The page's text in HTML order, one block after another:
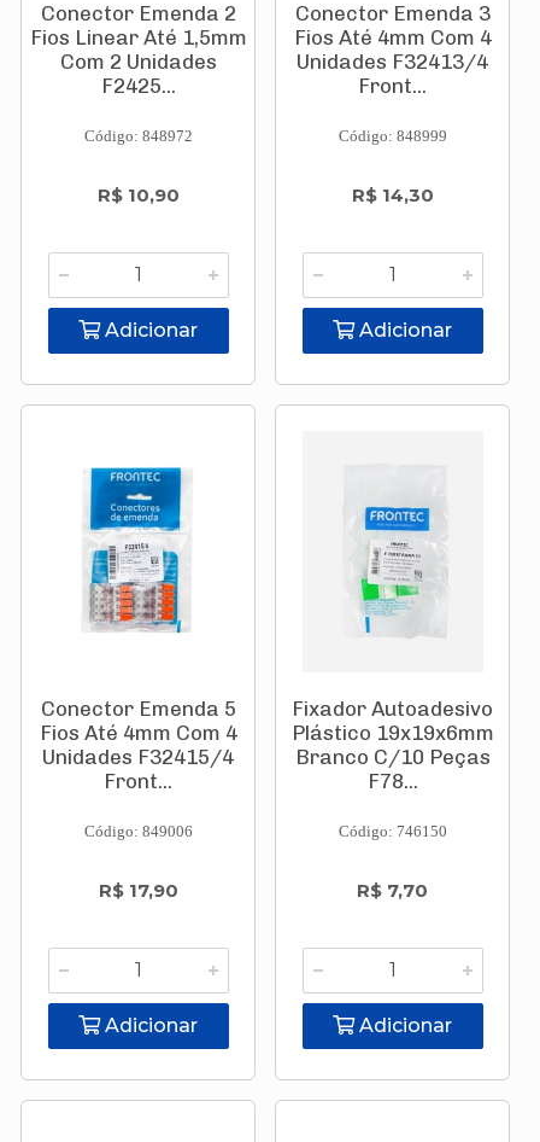
Conector Emenda 2
Fios Linear Até 1,5mm
Com 2 Unidades
F2425...
Código: 848972
R$ 10,90
Adicionar
Conector Emenda 3
Fios Até 4mm Com 4
Unidades F32413/4
Front...
Código: 848999
R$ 14,30
Adicionar
Conector Emenda 5
Fios Até 4mm Com 4
Unidades F32415/4
Front...
Código: 849006
R$ 17,90
Adicionar
Fixador Autoadesivo
Plástico 19x19x6mm
Branco C/10 Peças
F78...
Código: 746150
R$ 7,70
Adicionar